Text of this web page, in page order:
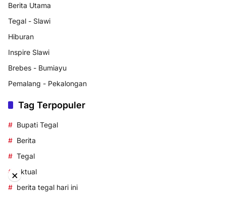
Berita Utama
Tegal - Slawi
Hiburan
Inspire Slawi
Brebes - Bumiayu
Pemalang - Pekalongan
Tag Terpopuler
Bupati Tegal
Berita
Tegal
aktual
berita tegal hari ini
×